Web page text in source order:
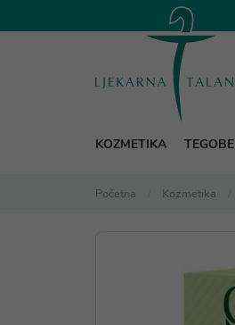
KOZMETIKA TEGOBE
Početna Kozmetika